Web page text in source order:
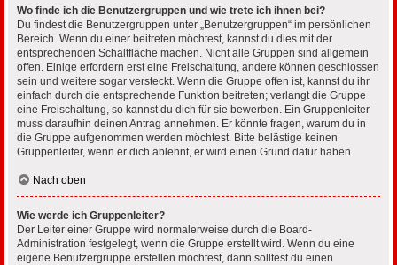
Wo finde ich die Benutzergruppen und wie trete ich ihnen bei?
Du findest die Benutzergruppen unter „Benutzergruppen“ im persönlichen
Bereich. Wenn du einer beitreten möchtest, kannst du dies mit der
entsprechenden Schaltfläche machen. Nicht alle Gruppen sind allgemein
offen. Einige erfordern erst eine Freischaltung, andere können geschlossen
sein und weitere sogar versteckt. Wenn die Gruppe offen ist, kannst du ihr
einfach durch die entsprechende Funktion beitreten; verlangt die Gruppe
eine Freischaltung, so kannst du dich für sie bewerben. Ein Gruppenleiter
muss daraufhin deinen Antrag annehmen. Er könnte fragen, warum du in
die Gruppe aufgenommen werden möchtest. Bitte belästige keinen
Gruppenleiter, wenn er dich ablehnt, er wird einen Grund dafür haben.
Nach oben
Wie werde ich Gruppenleiter?
Der Leiter einer Gruppe wird normalerweise durch die Board-
Administration festgelegt, wenn die Gruppe erstellt wird. Wenn du eine
eigene Benutzergruppe erstellen möchtest, dann solltest du einen